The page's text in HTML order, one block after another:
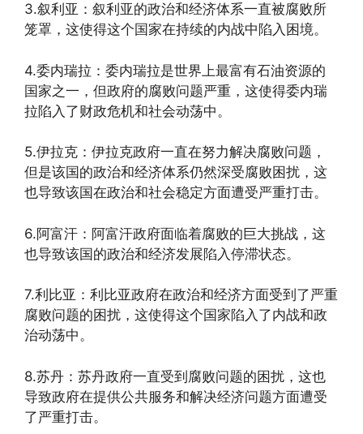
3.叙利亚：叙利亚的政治和经济体系一直被腐败所
笼罩，这使得这个国家在持续的内战中陷入困境。
4.委内瑞拉：委内瑞拉是世界上最富有石油资源的
国家之一，但政府的腐败问题严重，这使得委内瑞
拉陷入了财政危机和社会动荡中。
5.伊拉克：伊拉克政府一直在努力解决腐败问题，
但是该国的政治和经济体系仍然深受腐败困扰，这
也导致该国在政治和社会稳定方面遭受严重打击。
6.阿富汗：阿富汗政府面临着腐败的巨大挑战，这
也导致该国的政治和经济发展陷入停滞状态。
7.利比亚：利比亚政府在政治和经济方面受到了严重
腐败问题的困扰，这使得这个国家陷入了内战和政
治动荡中。
8.苏丹：苏丹政府一直受到腐败问题的困扰，这也
导致政府在提供公共服务和解决经济问题方面遭受
了严重打击。